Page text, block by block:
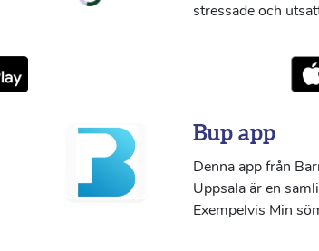
stressade och
Bup app
Denna app från
Uppsala är en
Exempelvis Min